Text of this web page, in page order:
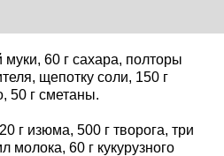
60 г сахара, полторы
щепотку соли, 150 г
50 г сметаны.
г изюма, 500 г творога, три
молока, 60 г кукурузного